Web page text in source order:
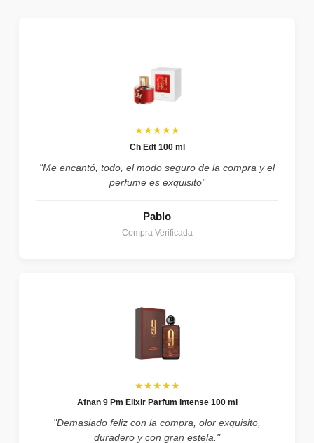
★★★★★
Ch Edt 100 ml
"Me encantó, todo, el modo seguro de la compra y el
perfume es exquisito"
Pablo
Compra Verificada
★★★★★
Afnan 9 Pm Elixir Parfum Intense 100 ml
"Demasiado feliz con la compra, olor exquisito,
duradero y con gran estela."